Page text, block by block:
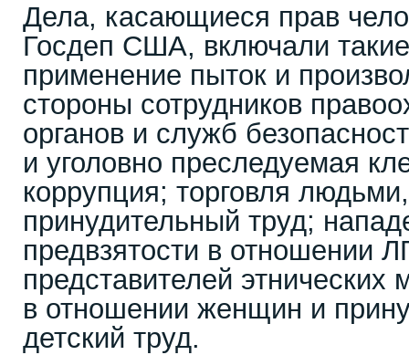
Дела, касающиеся прав
Госдеп США, включали
применение пыток и
стороны сотрудников
органов и служб
и уголовно преследуемая
коррупция; торговля
принудительный труд;
предвзятости в отношении
представителей
в отношении женщин и
детский труд.